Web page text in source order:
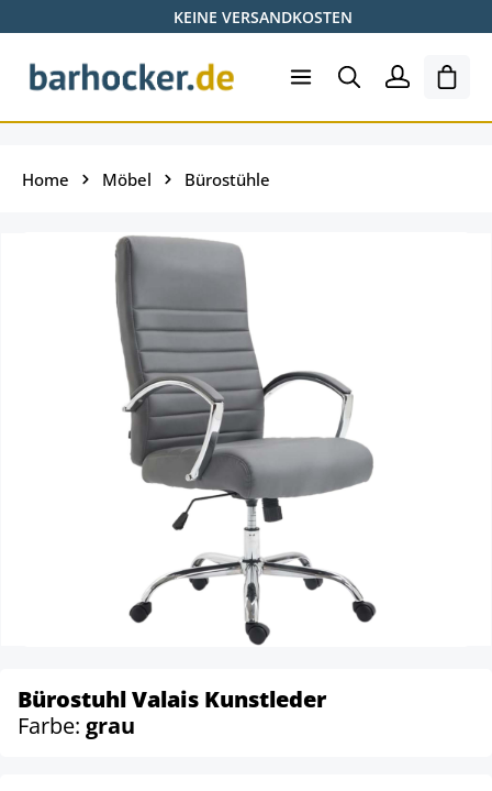
Zum Hauptinhalt springenKEINE VERSANDKOSTEN
Home Möbel Bürostühle
Bürostuhl Valais Kunstleder
Farbe: grau